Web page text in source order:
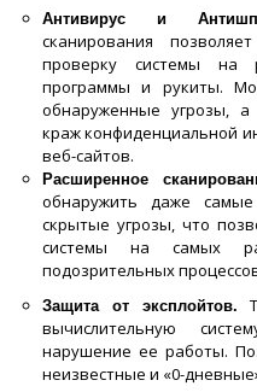
Антивирус и
сканирования
проверку системы на
программы и рукиты.
обнаруженные угрозы,
краж конфиденциальной
веб-сайтов.
Расширенное
обнаружить даже
скрытые угрозы, что
системы на самых
подозрительных
Защита от эксплойтов.
вычислительную
нарушение ее работы.
неизвестные и «0-